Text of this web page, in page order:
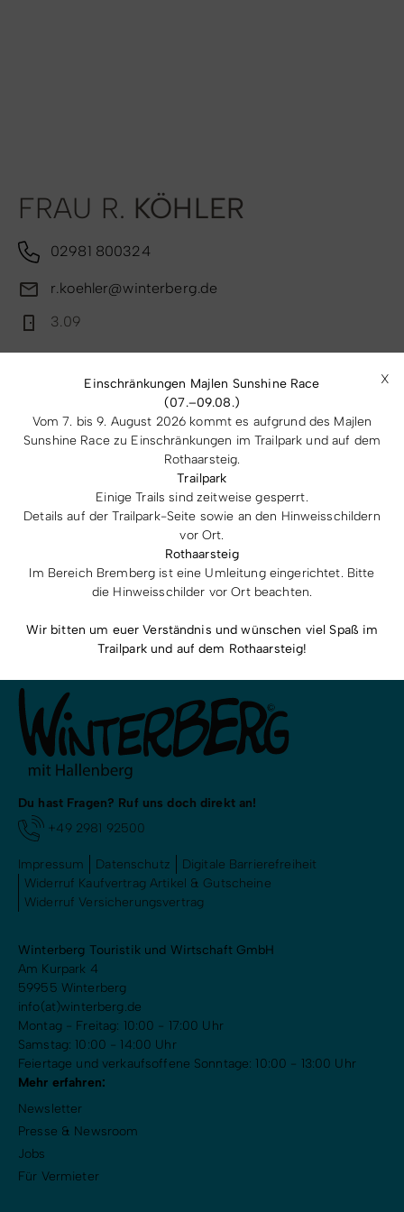
X
Einschränkungen Majlen Sunshine Race
(07.–09.08.)
Vom 7. bis 9. August 2026 kommt es aufgrund des Majlen
Sunshine Race zu Einschränkungen im Trailpark und auf dem
Rothaarsteig.
Trailpark
Einige Trails sind zeitweise gesperrt.
Details auf der Trailpark-Seite sowie an den Hinweisschildern
vor Ort.
Rothaarsteig
Im Bereich Bremberg ist eine Umleitung eingerichtet. Bitte
die Hinweisschilder vor Ort beachten.
Wir bitten um euer Verständnis und wünschen viel Spaß im
Trailpark und auf dem Rothaarsteig!
FRAU R. KÖHLER
02981 800324
r.koehler@winterberg.de
3.09
Geschäftsbereich
zurück
Du hast Fragen? Ruf uns doch direkt an!
+49 2981 92500
Impressum Datenschutz
Digitale Barrierefreiheit
Widerruf Kaufvertrag Artikel & Gutscheine
Widerruf Versicherungsvertrag
Winterberg Touristik und Wirtschaft GmbH
Am Kurpark 4
59955 Winterberg
info(at)winterberg.de
Montag - Freitag: 10:00 - 17:00 Uhr
Samstag: 10:00 - 14:00 Uhr
Feiertage und verkaufsoffene Sonntage: 10:00 - 13:00 Uhr
Mehr erfahren:
Newsletter
Presse & Newsroom
Jobs
Für Vermieter